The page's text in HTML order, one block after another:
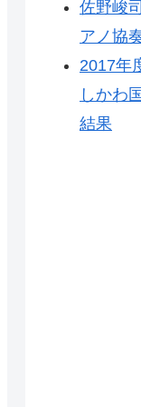
佐野峻
アノ協
2017年
しかわ
結果